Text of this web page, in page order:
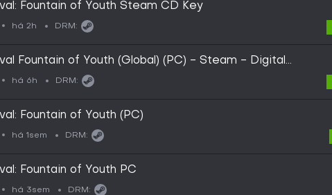
Fountain of Youth Steam CD Key
há 2h DRM:
Fountain of Youth (Global) (PC) - Steam - Digital
há 6h DRM:
Fountain of Youth (PC)
há 1sem DRM:
Fountain of Youth PC
há 3sem DRM: